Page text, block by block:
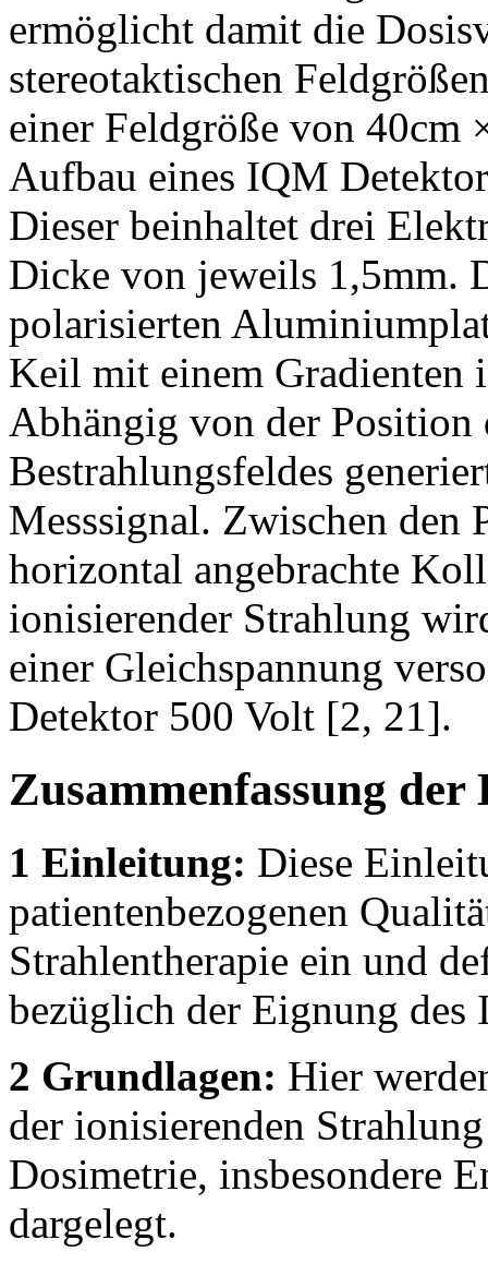
ermöglicht damit die
stereotaktischen
einer Feldgröße von 40cm
Aufbau eines IQM
Dieser beinhaltet drei
Dicke von jeweils 1,5mm.
polarisierten
Keil mit einem Gradienten
Abhängig von der Position
Bestrahlungsfeldes
Messsignal. Zwischen den
horizontal angebrachte
ionisierender Strahlung
einer Gleichspannung
Detektor 500 Volt [2, 21].
Zusammenfassung der
1 Einleitung: Diese
patientenbezogenen
Strahlentherapie ein und
bezüglich der Eignung des
2 Grundlagen: Hier
der ionisierenden
Dosimetrie, insbesondere
dargelegt.